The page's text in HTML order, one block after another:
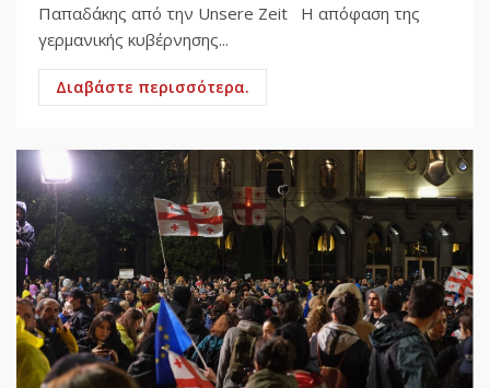
Παπαδάκης από την Unsere Zeit Η απόφαση της
γερμανικής κυβέρνησης...
Διαβάστε περισσότερα.